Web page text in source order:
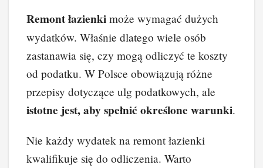
c
e
b
o
o
k
er
e
st
k
e
dI
n
d
di
t
o
p
p
y
Li
n
k
Remont łazienki może wymagać dużych
wydatków. Właśnie dlatego wiele osób
zastanawia się, czy mogą odliczyć te koszty
od podatku. W Polsce obowiązują różne
przepisy dotyczące ulg podatkowych, ale
istotne jest, aby spełnić określone warunki.
Nie każdy wydatek na remont łazienki
kwalifikuje się do odliczenia. Warto